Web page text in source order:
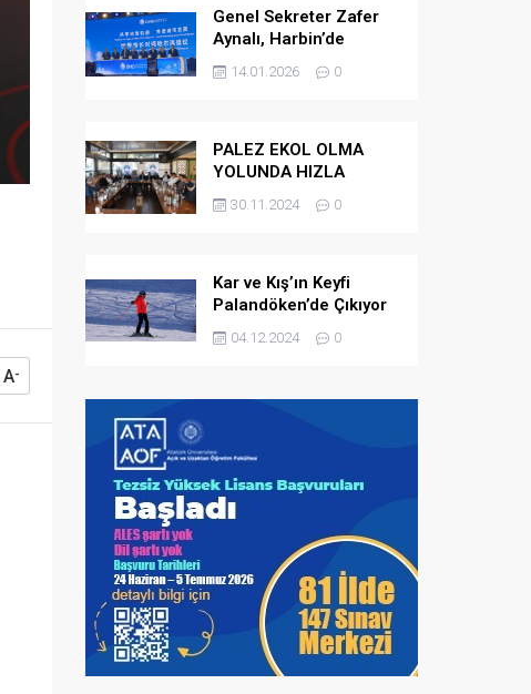
A-
Genel Sekreter Zafer
Aynalı, Harbin’de
Küresel Belediye
Başkanları Diyaloğu’na
14.01.2026 0
PALEZ EKOL OLMA
YOLUNDA HIZLA
İLERLİYOR
30.11.2024 0
Kar ve Kış’ın Keyfi
Palandöken’de Çıkıyor
04.12.2024 0